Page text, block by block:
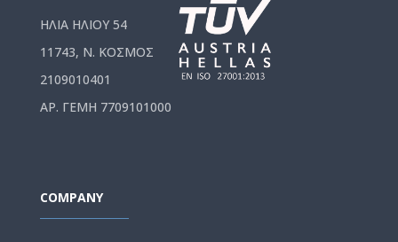
ΗΛΙΑ ΗΛΙΟΥ 54
11743, Ν. ΚΟΣΜΟΣ
2109010401
ΑΡ. ΓΕΜΗ 7709101000
COMPANY